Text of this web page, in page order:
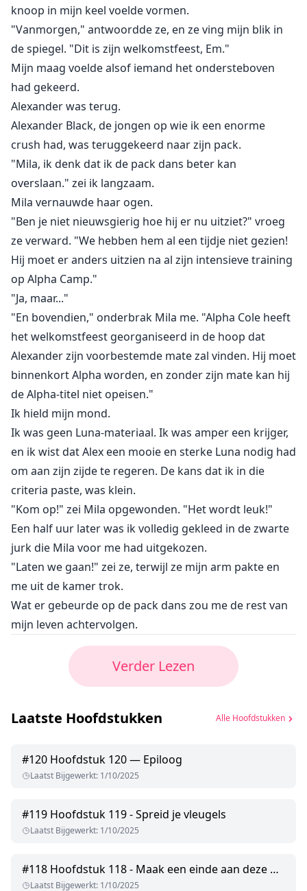
knoop in mijn keel voelde vormen.
"Vanmorgen," antwoordde ze, en ze ving mijn blik in
de spiegel. "Dit is zijn welkomstfeest, Em."
Mijn maag voelde alsof iemand het ondersteboven
had gekeerd.
Alexander was terug.
Alexander Black, de jongen op wie ik een enorme
crush had, was teruggekeerd naar zijn pack.
"Mila, ik denk dat ik de pack dans beter kan
overslaan." zei ik langzaam.
Mila vernauwde haar ogen.
"Ben je niet nieuwsgierig hoe hij er nu uitziet?" vroeg
ze verward. "We hebben hem al een tijdje niet gezien!
Hij moet er anders uitzien na al zijn intensieve training
op Alpha Camp."
"Ja, maar..."
"En bovendien," onderbrak Mila me. "Alpha Cole heeft
het welkomstfeest georganiseerd in de hoop dat
Alexander zijn voorbestemde mate zal vinden. Hij moet
binnenkort Alpha worden, en zonder zijn mate kan hij
de Alpha-titel niet opeisen."
Ik hield mijn mond.
Ik was geen Luna-materiaal. Ik was amper een krijger,
en ik wist dat Alex een mooie en sterke Luna nodig had
om aan zijn zijde te regeren. De kans dat ik in die
criteria paste, was klein.
"Kom op!" zei Mila opgewonden. "Het wordt leuk!"
Een half uur later was ik volledig gekleed in de zwarte
jurk die Mila voor me had uitgekozen.
"Laten we gaan!" zei ze, terwijl ze mijn arm pakte en
me uit de kamer trok.
Wat er gebeurde op de pack dans zou me de rest van
mijn leven achtervolgen.
Verder Lezen
Laatste Hoofdstukken Alle Hoofdstukken
#120 Hoofdstuk 120 — Epiloog
Laatst Bijgewerkt: 1/10/2025
#119 Hoofdstuk 119 - Spreid je vleugels
Laatst Bijgewerkt: 1/10/2025
#118 Hoofdstuk 118 - Maak een einde aan deze waanzin
Laatst Bijgewerkt: 1/10/2025